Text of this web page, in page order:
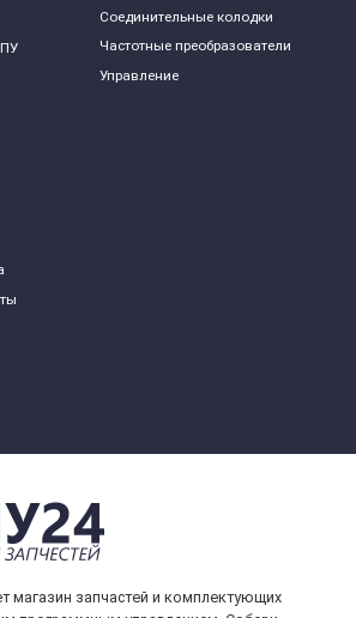
Соединительные колодки
Частотные преобразователи
Управление
магазин запчастей и комплектующих